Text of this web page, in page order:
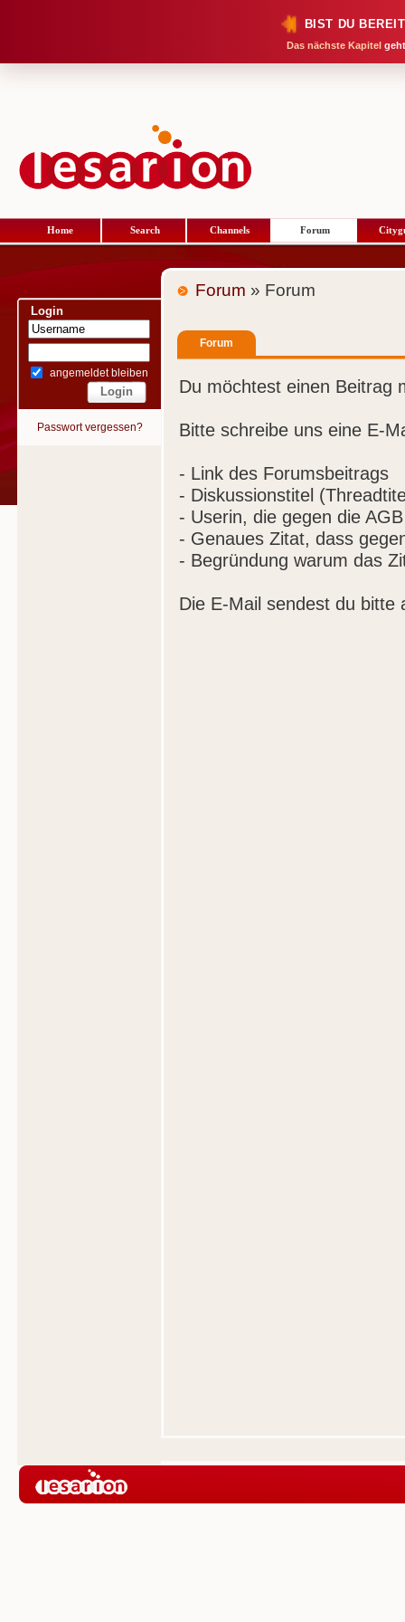
BIST DU
Das nächste Kapitel
Home Search Channels Forum
Login
angemeldet bleiben
Passwort vergessen?
Forum » Forum
Forum
Du möchtest einen Beitrag
Bitte schreibe uns eine E-
- Link des Forumsbeitrags
- Diskussionstitel
- Userin, die gegen die
- Genaues Zitat, dass
- Begründung warum das
Die E-Mail sendest du bitte